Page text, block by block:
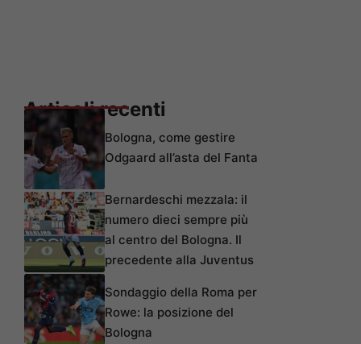
Articoli recenti
Bologna, come gestire
Odgaard all’asta del Fanta
Bernardeschi mezzala: il
numero dieci sempre più
al centro del Bologna. Il
precedente alla Juventus
Sondaggio della Roma per
Rowe: la posizione del
Bologna